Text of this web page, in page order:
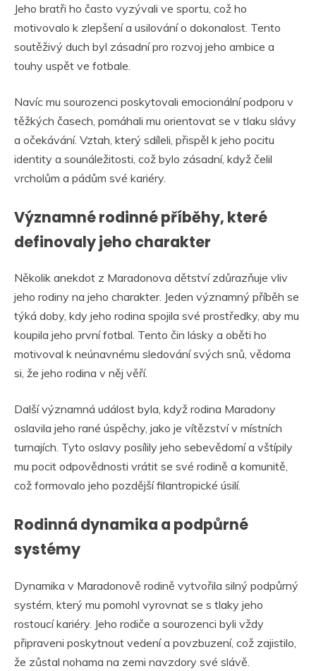
Jeho bratři ho často vyzývali ve sportu, což ho
motivovalo k zlepšení a usilování o dokonalost. Tento
soutěživý duch byl zásadní pro rozvoj jeho ambice a
touhy uspět ve fotbale.
Navíc mu sourozenci poskytovali emocionální podporu v
těžkých časech, pomáhali mu orientovat se v tlaku slávy
a očekávání. Vztah, který sdíleli, přispěl k jeho pocitu
identity a sounáležitosti, což bylo zásadní, když čelil
vrcholům a pádům své kariéry.
Významné rodinné příběhy, které
definovaly jeho charakter
Několik anekdot z Maradonova dětství zdůrazňuje vliv
jeho rodiny na jeho charakter. Jeden významný příběh se
týká doby, kdy jeho rodina spojila své prostředky, aby mu
koupila jeho první fotbal. Tento čin lásky a oběti ho
motivoval k neúnavnému sledování svých snů, vědoma
si, že jeho rodina v něj věří.
Další významná událost byla, když rodina Maradony
oslavila jeho rané úspěchy, jako je vítězství v místních
turnajích. Tyto oslavy posílily jeho sebevědomí a vštípily
mu pocit odpovědnosti vrátit se své rodině a komunitě,
což formovalo jeho pozdější filantropické úsilí.
Rodinná dynamika a podpůrné
systémy
Dynamika v Maradonově rodině vytvořila silný podpůrný
systém, který mu pomohl vyrovnat se s tlaky jeho
rostoucí kariéry. Jeho rodiče a sourozenci byli vždy
připraveni poskytnout vedení a povzbuzení, což zajistilo,
že zůstal nohama na zemi navzdory své slávě.